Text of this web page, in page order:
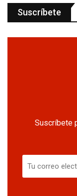
Suscríbete
Suscríbete